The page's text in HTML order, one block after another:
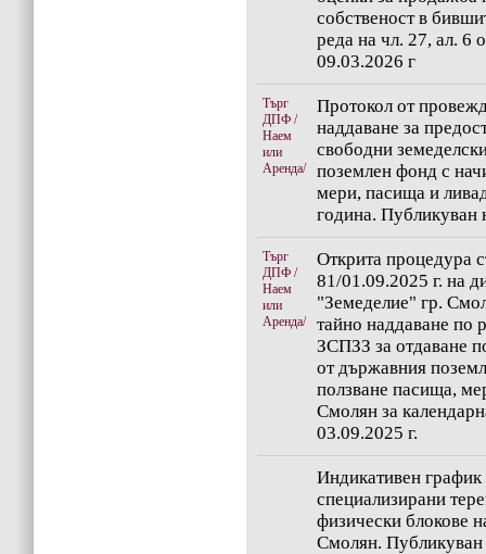
собственост в
реда на чл. 27, ал. 6
09.03.2026 г
Търг
ДПФ /
Наем
или
Аренда/
Протокол от
наддаване за
свободни
поземлен фонд с
мери, пасища и
година. Публикуван
Търг
ДПФ /
Наем
или
Аренда/
Открита процедура
81/01.09.2025 г. на
"Земеделие" гр.
тайно наддаване по
ЗСПЗЗ за отдаване
от държавния
ползване пасища,
Смолян за
03.09.2025 г.
Индикативен
специализирани
физически блокове
Смолян. Публикуван